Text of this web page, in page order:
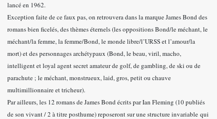
lancé en 1962.
Exception faite de ce faux pas, on retrouvera dans la marque James Bond des
romans bien ficelés, des thèmes éternels (les oppositions Bond/le méchant, le
méchant/la femme, la femme/Bond, le monde libre/l’URSS et l’amour/la
mort) et des personnages archétypaux (Bond, le beau, viril, macho,
intelligent et loyal agent secret amateur de golf, de gambling, de ski ou de
parachute ; le méchant, monstrueux, laid, gros, petit ou chauve
multimillionnaire et tricheur).
Par ailleurs, les 12 romans de James Bond écrits par Ian Fleming (10 publiés
de son vivant / 2 à titre posthume) reposeront sur une structure invariable qui